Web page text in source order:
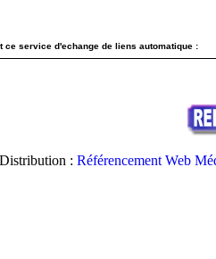
ce service d'echange de liens automatique :
Distribution : Référencement Web